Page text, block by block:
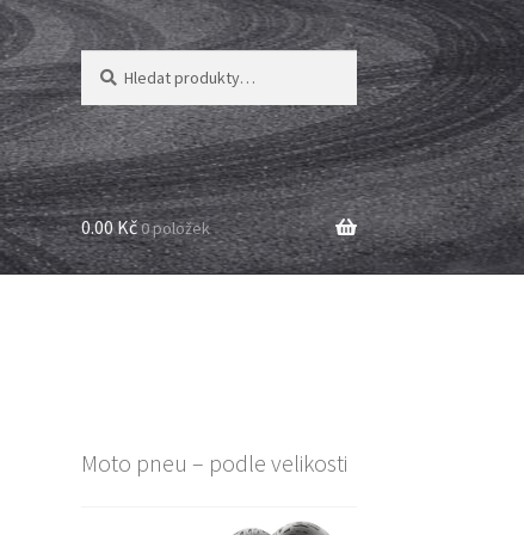
Hledat:
Hledat
0.00 Kč0 položek
Moto pneu – podle velikosti